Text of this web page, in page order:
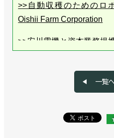
>>自動収穫のためのロ
Oishii Farm Corporation
>>安川電機と資本業務提
一覧